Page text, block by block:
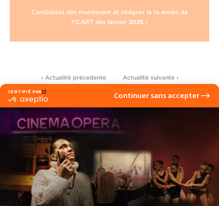
Candidatez dès maintenant et intégrez la 1e année de
l'ICART dès janvier 2026 !
‹ Actualité précedente Actualité suivante ›
Voir d'autres actualités
Pluridisciplinaire